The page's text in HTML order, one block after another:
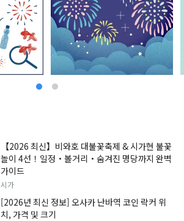
【2026 최신】비와호 대불꽃축제 & 시가현 불꽃
놀이 4선！일정・볼거리・숨겨진 명당까지 완벽
가이드
시가
[2026년 최신 정보] 오사카 난바역 코인 락커 위
치, 가격 및 크기